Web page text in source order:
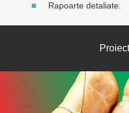
Rapoarte detaliate.